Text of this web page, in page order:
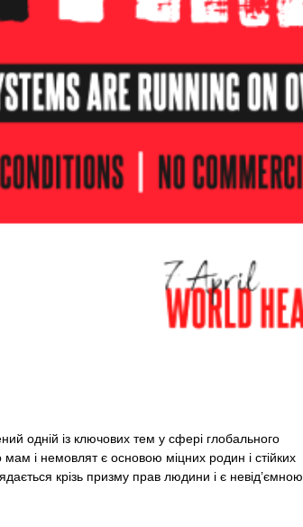
одній із ключових тем у сфері глобального
і немовлят є основою міцних родин і стійких
крізь призму прав людини і є невід’ємною